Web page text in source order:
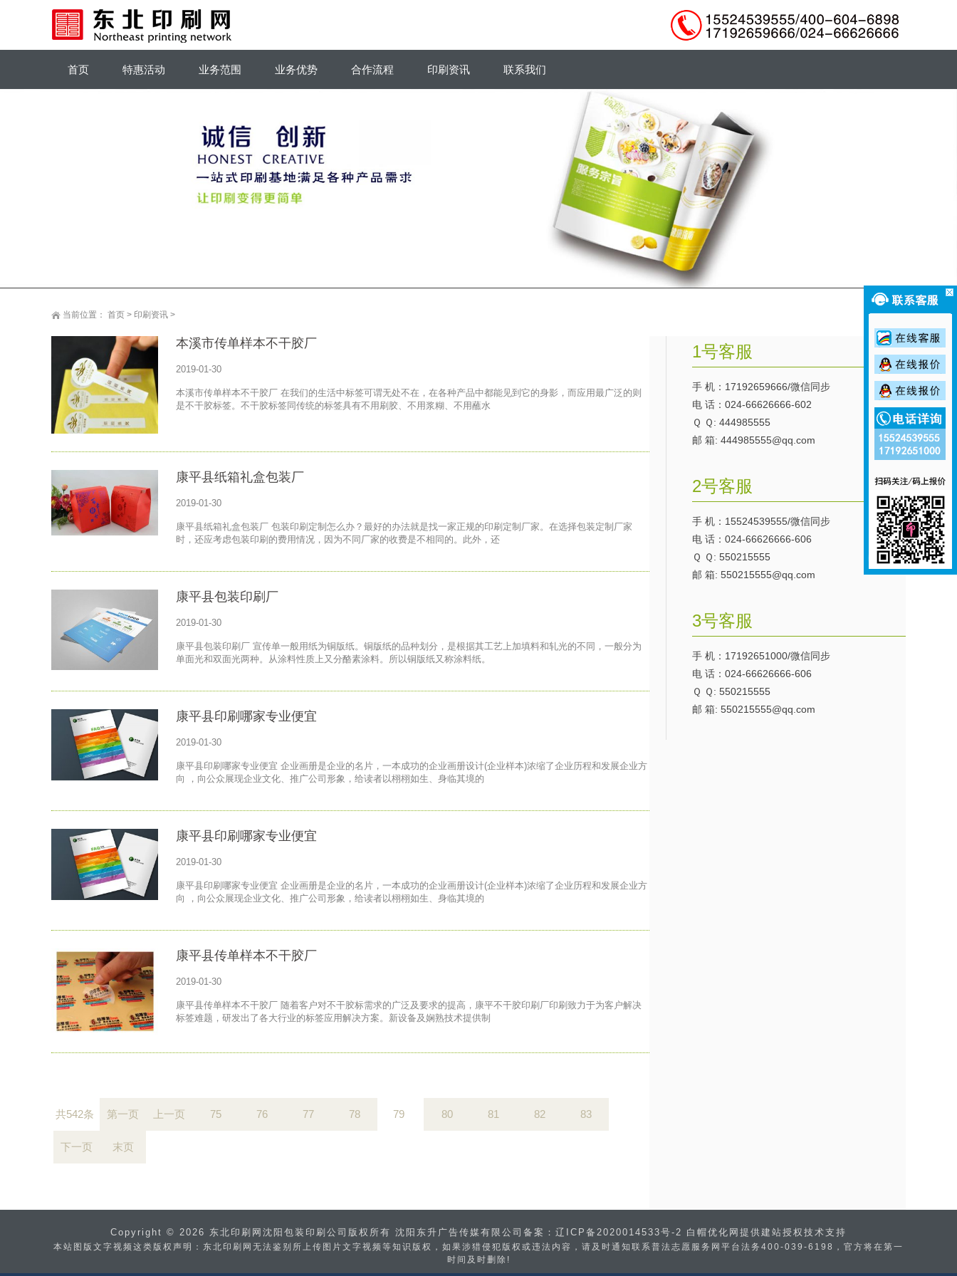
首页 特惠活动 业务范围 业务优势 合作流程 印刷资讯 联系我们
当前位置： 首页 > 印刷资讯 >
本溪市传单样本不干胶厂
2019-01-30
本溪市传单样本不干胶厂 在我们的生活中标签可谓无处不在，在各种产品中都能见到它的身影，而应用最广泛的则
是不干胶标签。不干胶标签同传统的标签具有不用刷胶、不用浆糊、不用蘸水
康平县纸箱礼盒包装厂
2019-01-30
康平县纸箱礼盒包装厂 包装印刷定制怎么办？最好的办法就是找一家正规的印刷定制厂家。在选择包装定制厂家
时，还应考虑包装印刷的费用情况，因为不同厂家的收费是不相同的。此外，还
康平县包装印刷厂
2019-01-30
康平县包装印刷厂 宣传单一般用纸为铜版纸。铜版纸的品种划分，是根据其工艺上加填料和轧光的不同，一般分为
单面光和双面光两种。从涂料性质上又分酪素涂料。所以铜版纸又称涂料纸。
康平县印刷哪家专业便宜
2019-01-30
康平县印刷哪家专业便宜 企业画册是企业的名片，一本成功的企业画册设计(企业样本)浓缩了企业历程和发展企业方
向 ，向公众展现企业文化、推广公司形象，给读者以栩栩如生、身临其境的
康平县印刷哪家专业便宜
2019-01-30
康平县印刷哪家专业便宜 企业画册是企业的名片，一本成功的企业画册设计(企业样本)浓缩了企业历程和发展企业方
向 ，向公众展现企业文化、推广公司形象，给读者以栩栩如生、身临其境的
康平县传单样本不干胶厂
2019-01-30
康平县传单样本不干胶厂 随着客户对不干胶标需求的广泛及要求的提高，康平不干胶印刷厂印刷致力于为客户解决
标签难题，研发出了各大行业的标签应用解决方案。新设备及娴熟技术提供制
共542条 第一页 上一页 75 76 77 78 79 80 81 82 83
下一页 末页
1号客服
手 机：17192659666/微信同步
电 话：024-66626666-602
Ｑ Ｑ: 444985555
邮 箱: 444985555@qq.com
2号客服
手 机：15524539555/微信同步
电 话：024-66626666-606
Ｑ Ｑ: 550215555
邮 箱: 550215555@qq.com
3号客服
手 机：17192651000/微信同步
电 话：024-66626666-606
Ｑ Ｑ: 550215555
邮 箱: 550215555@qq.com
Copyright © 2026 东北印刷网沈阳包装印刷公司版权所有 沈阳东升广告传媒有限公司备案： 辽ICP备2020014533号-2 白帽优化网提供建站授权技术支持
本站图版文字视频这类版权声明：东北印刷网无法鉴别所上传图片文字视频等知识版权，如果涉猎侵犯版权或违法内容，请及时通知联系普法志愿服务网平台法务400-039-6198，官方将在第一
时间及时删除!